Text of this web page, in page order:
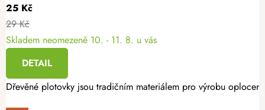
25 Kč
29 Kč
Skladem neomezeně 10. - 11. 8. u vás
DETAIL
Dřevěné plotovky jsou tradičním materiálem pro výrobu